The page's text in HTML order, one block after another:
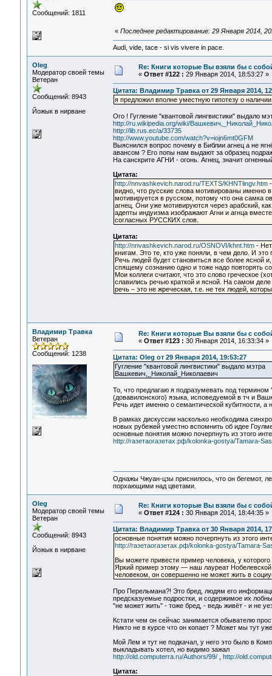
Сообщений: 1811
« Последнее редактирование: 29 Января 2014,
Audi, vide, tace - si vis vivere in pace.
Oleg
Модератор своей темы
Ветеран
Сообщений: 8943
Йожык в нирване
Re: Книги которые Вы взяли бы с
« Ответ #122 : 29 Января 2014, 18:53:27 »
Цитата: Владимир Травка от 29 Января 2014,
я предложил вполне уместную гипотезу о
Ого ! Гугление "квантовой лингвистики" выдало
http://ru.wikipedia.org/wiki/
http://lib.rus.ec/a/33735
http://www.youtube.com/watch?v=iojn6mt0GFM
Выяснился вопрос почему в Библии агнец а не
авансом ? Его попы нам выдают за образец
На санскрите АГНИ - огонь. Агнец, значит
Цитата:
http://nnvashkevich.narod.ru/TEXTS/KHNTlingv.htm-
видно, что русские слова мотивированы именно
мотивируется в русском, потому что она самка
агнец. Они уже мотивируются через арабский,
адепты индуизма изображают Агни и агнца
согласных РУССКИХ слов.
Цитата:
http://nnvashkevich.narod.ru/OSNOVI/khnt.htm- Нет
книгам. Это те, кто уже поняли, в чем дело. И
Речь людей будет становиться все более ясной
спящему сознанию одно и тоже надо повторять
Мои коллеги считают, что это слово греческое
славились речью краткой и ясной. На самом деле
речь – это не жреческая, т.е. не тех людей,
Владимир Травка
Ветеран
Сообщений: 1238
Re: Книги которые Вы взяли бы с
« Ответ #123 : 30 Января 2014, 16:33:34 »
Цитата: Oleg от 29 Января 2014, 19:53:27
Гугление "квантовой лингвистики" выдало мэтра
Вашкевич,_Николай_Николаевич
То, что предлагаю я подразумевать под термином
(довавилонского) языка, исповедуемой в тч и
Речь идет именно о семантической кубитности, а
В рамках дискуссии насколько необходима
новых рубежей уместно вспомнить об идее
основные понятия можно почерпнуть из этого
http://газетаогазетах.рф/kolonka-gostya/Tamara-
Однажы Чжуан-цзы приснилось, что он бегемот,
порхающими над цветами.
Oleg
Модератор своей темы
Ветеран
Сообщений: 8943
Йожык в нирване
Re: Книги которые Вы взяли бы с
« Ответ #124 : 30 Января 2014, 18:44:35 »
Цитата: Владимир Травка от 30 Января 2014,
основные понятия можно почерпнуть из этого
http://газетаогазетах.рф/kolonka-gostya/Tamara-
Вы можете привести пример человека, у
Яркий пример этому — наш лауреат
человеком, он совершенно не может жить в
Про Перельмана?! Это бред, людям его
предсказуемые подростки, и содержимое их
"не может жить" - тоже бред, - ведь живёт - и не
Кстати чем он сейчас занимается обывателю
Никто не в курсе что он копает ? Может мы тут
Мой Лем и тут не подкачал, у него это было в
выкладывать хотел, но видимо зажал
http://old.computerra.ru/Authors/99/,
http://
Цитата: